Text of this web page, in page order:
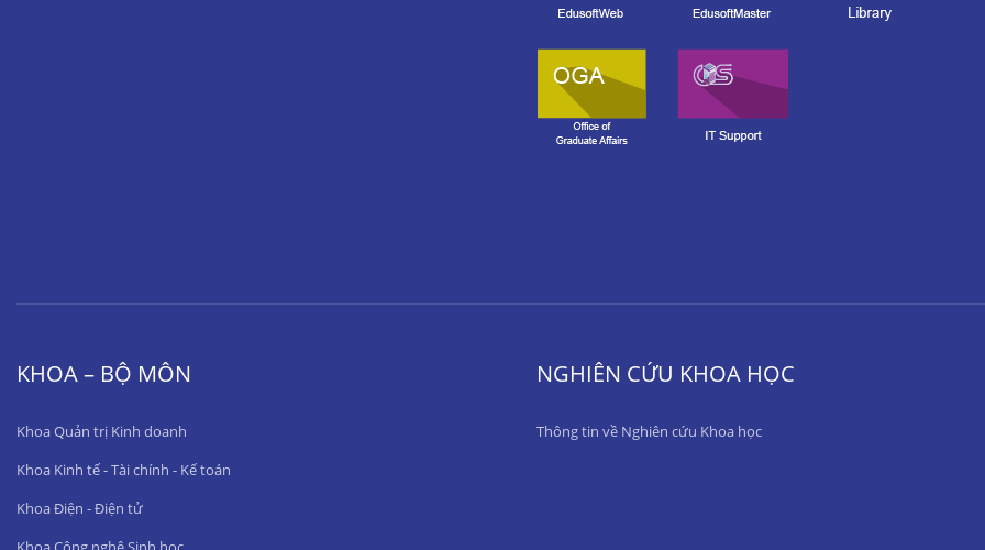
KHOA – BỘ MÔN
Khoa Quản trị Kinh doanh
Khoa Kinh tế - Tài chính - Kế toán
Khoa Điện - Điện tử
NGHIÊN CỨU KHOA HỌC
Thông tin về Nghiên cứu Khoa học